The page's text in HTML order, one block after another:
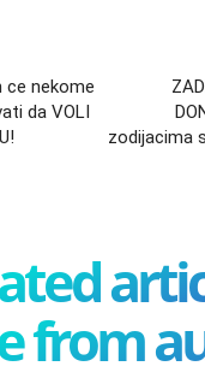
ce nekome
da VOLI
zodijacima
from